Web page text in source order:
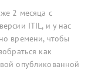
2 месяца с
ITIL, и у нас
времени, чтобы
как
опубликованной